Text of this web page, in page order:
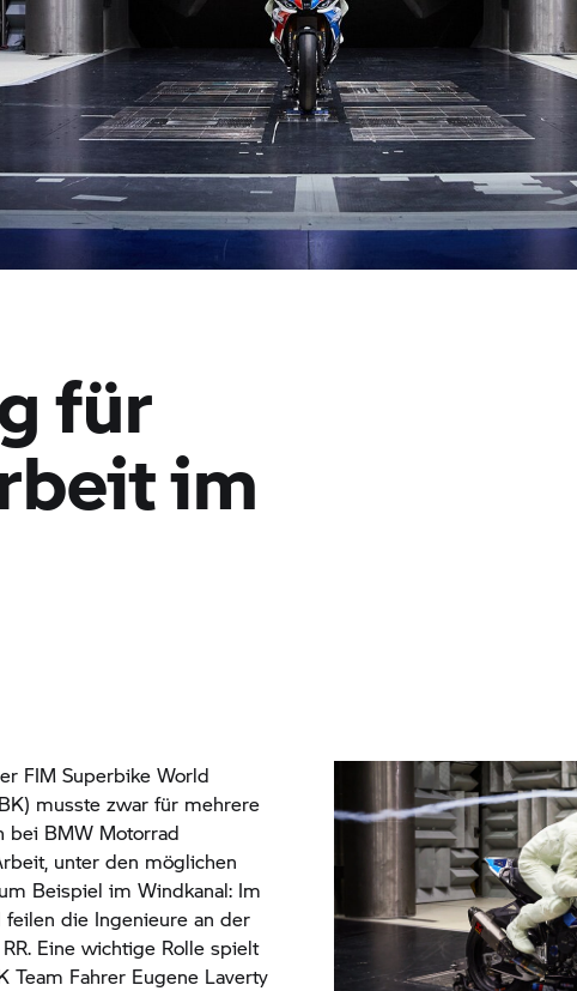
für
im
FIM Superbike World
musste zwar für mehrere
bei BMW Motorrad
unter den möglichen
Beispiel im Windkanal: Im
feilen die Ingenieure an der
Eine wichtige Rolle spielt
Team Fahrer Eugene Laverty